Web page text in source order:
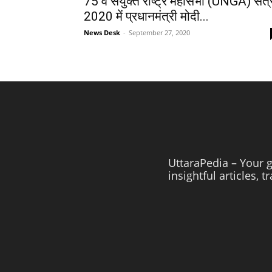
2020 में प्रधानमंत्री मोदी...
News Desk - September 27, 2020
UttaraPedia – Your
insightful articles,